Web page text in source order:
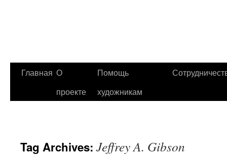
Главная О
проекте
Помощь
художникам
Tag Archives: Jeffrey A. Gibson